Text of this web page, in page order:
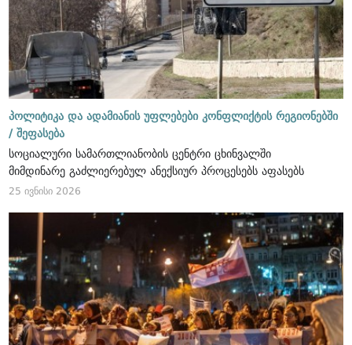
პოლიტიკა და ადამიანის უფლებები კონფლიქტის რეგიონებში
/ შეფასება
სოციალური სამართლიანობის ცენტრი ცხინვალში
მიმდინარე გაძლიერებულ ანექსიურ პროცესებს აფასებს
25 ივნისი 2026